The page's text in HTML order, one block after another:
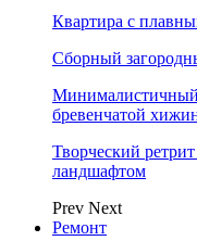
Квартира с
Сборный
бревенчатой
Творческий
ландшафтом
Prev Next
Ремонт